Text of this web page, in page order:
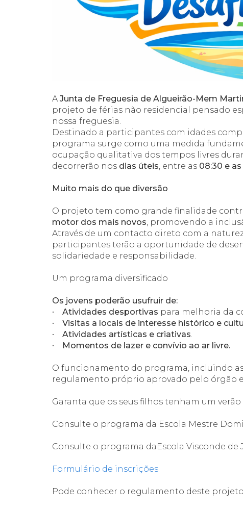
A Junta de Freguesia de Algueirão-Mem
projeto de férias não residencial pensado
nossa freguesia.
Destinado a participantes com idades
programa surge como uma medida
ocupação qualitativa dos tempos livres
decorrerão nos dias úteis, entre as 08:30 e as
Muito mais do que diversão
O projeto tem como grande finalidade
motor dos mais novos, promovendo a
Através de um contacto direto com a
participantes terão a oportunidade de
solidariedade e responsabilidade.
Um programa diversificado
Os jovens poderão usufruir de:
• Atividades desportivas para melhoria da
•
Visitas a locais de interesse histórico e
•
Atividades artísticas e criativas.
•
Momentos de lazer e convívio ao ar livre.
O funcionamento do programa, incluindo
regulamento próprio aprovado pelo órgão
Garanta que os seus filhos tenham um
Consulte o programa da Escola Mestre
Consulte o programa daEscola Visconde de
Formulário de inscrições
Pode conhecer o regulamento deste